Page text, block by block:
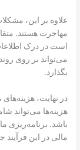
علاوه بر این،
مهاجرت هستند.
است در درک
می‌تواند بر روی
بگذارد.
در نهایت،
هزینه‌ها می‌تواند
باشد. برنامه‌ریزی
مالی در این فرآیند